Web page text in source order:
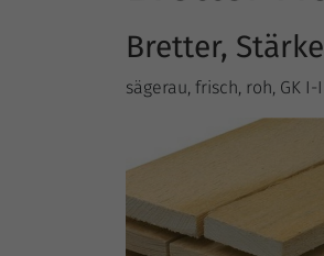
Bretter,
sägerau, frisch, roh, GK I-II